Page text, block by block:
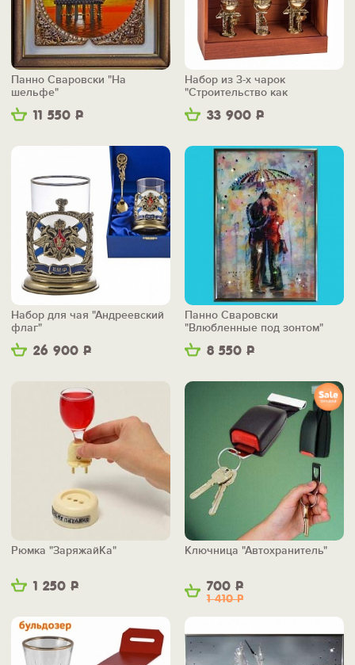
11 550 Р
Панно Сваровски "На
шельфе"
33 900 Р
Набор из 3-х чарок
"Строительство как
искусство" в ящике
26 900 Р
Набор для чая "Андреевский
флаг"
8 550 Р
Панно Сваровски
"Влюбленные под зонтом"
1 250 Р
Рюмка "ЗаряжайКа"
700 Р
1 410Р
Ключница "Автохранитель"